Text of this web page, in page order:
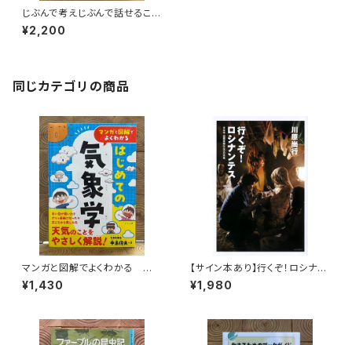
じぶんで考えじぶんで話せるこど
もを育てる哲学レッスン 増補
二版
¥2,200
同じカテゴリの商品
マンガと図解でよくわかる はじ
めての気象学
¥1,430
【サイン本あり】行くぞ！ロシナン
テス 日本発国際医療NGOの
挑戦
¥1,980